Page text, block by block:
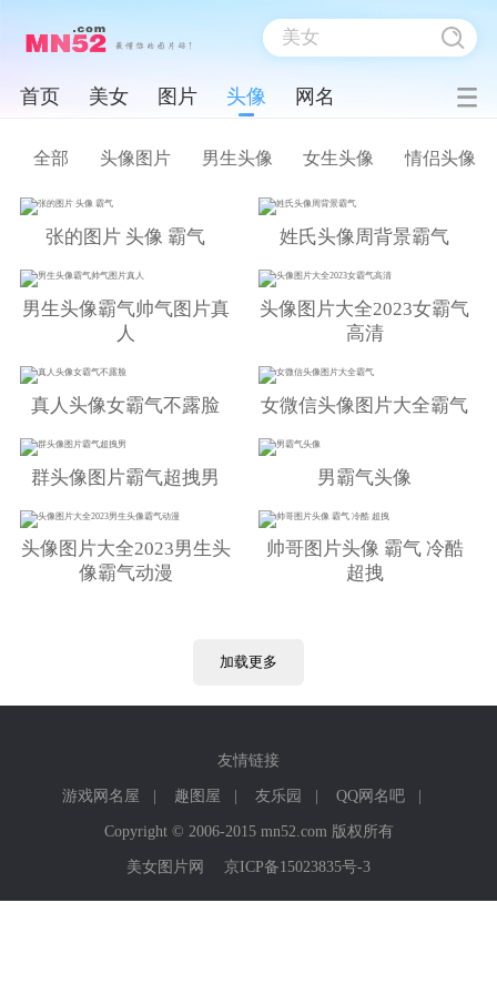
首页 美女 图片 头像 网名
全部 头像图片 男生头像 女生头像 情侣头像
张的图片 头像 霸气
男生头像霸气帅气图片真
人
真人头像女霸气不露脸
群头像图片霸气超拽男
头像图片大全2023男生头
像霸气动漫
姓氏头像周背景霸气
头像图片大全2023女霸气
高清
女微信头像图片大全霸气
男霸气头像
帅哥图片头像 霸气 冷酷
超拽
加载更多
友情链接
游戏网名屋
| 趣图屋 | 友乐园 | QQ网名吧
|
Copyright © 2006-2015 mn52.com 版权所有
美女图片网
京ICP备15023835号-3